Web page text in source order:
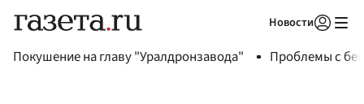
Новости
Покушение на главу "Уралдронзавода" Проблемы с